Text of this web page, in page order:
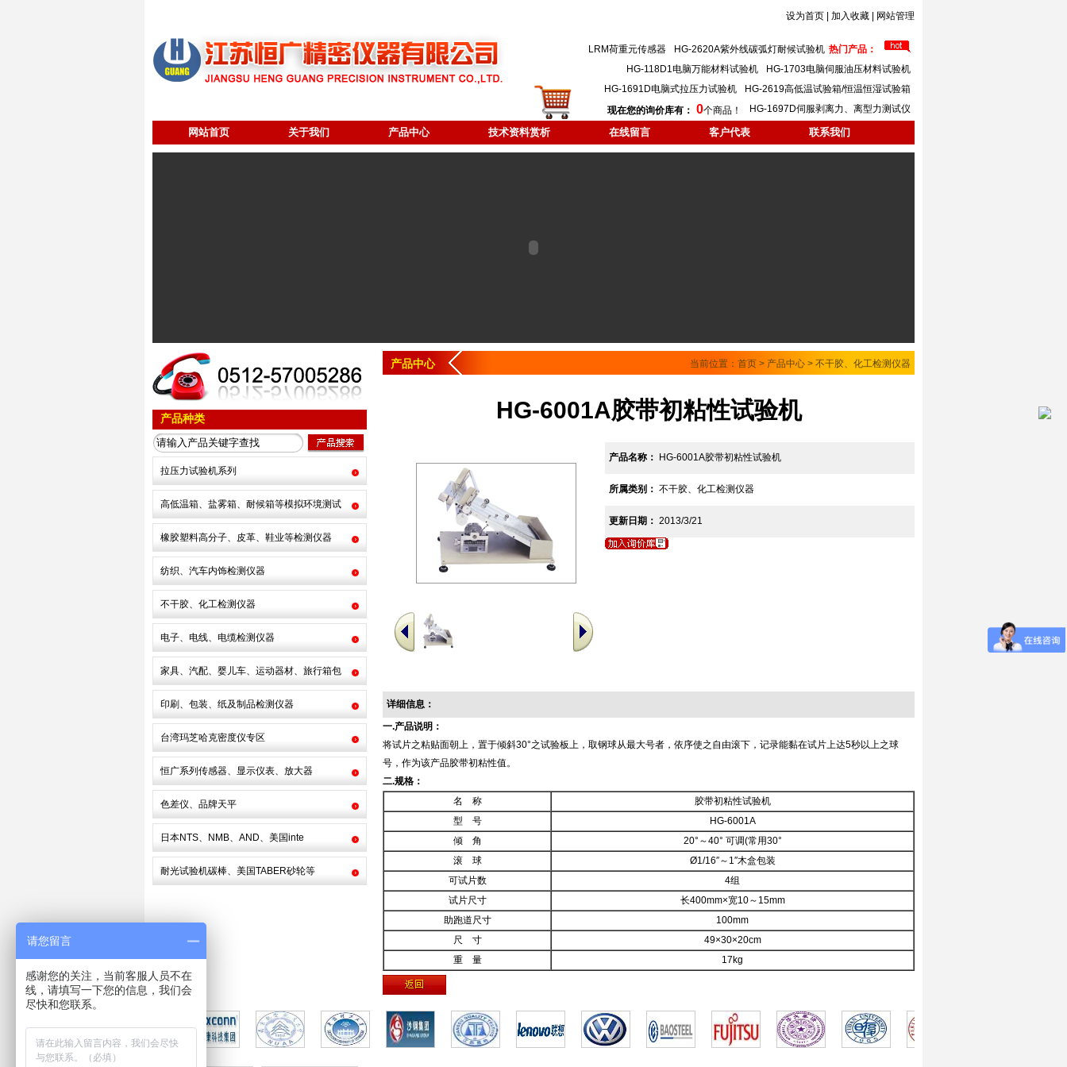
设为首页 加入收藏 网站管理
热门产品：
HG-2620A紫外线碳弧灯耐候试验机
LRM荷重元传感器
HG-1703电脑伺服油压材料试验机
HG-118D1电脑万能材料试验机
HG-2619高低温试验箱/恒温恒湿试验箱
HG-1691D电脑式拉压力试验机
HG-1697D伺服剥离力、离型力测试仪
现在您的询价库有： 0个商品！
网站首页 关于我们 产品中心 技术资料赏析 在线留言 客户代表 联系我们
产品种类
拉压力试验机系列
高低温箱、盐雾箱、耐候箱等模拟环境测试
橡胶塑料高分子、皮革、鞋业等检测仪器
纺织、汽车内饰检测仪器
不干胶、化工检测仪器
电子、电线、电缆检测仪器
家具、汽配、婴儿车、运动器材、旅行箱包
印刷、包装、纸及制品检测仪器
台湾玛芝哈克密度仪专区
恒广系列传感器、显示仪表、放大器
色差仪、品牌天平
日本NTS、NMB、AND、美国inte
耐光试验机碳棒、美国TABER砂轮等
产品中心 当前位置： 首页 > 产品中心 > 不干胶、化工检测仪器
HG-6001A胶带初粘性试验机
产品名称： HG-6001A胶带初粘性试验机
所属类别： 不干胶、化工检测仪器
更新日期： 2013/3/21
详细信息：
一.产品说明：
将试片之粘贴面朝上，置于倾斜30°之试验板上，取钢球从最大号者，依序使之自由滚下，记录能黏在试片上达5秒以上之球
号，作为该产品胶带初粘性值。
二.规格：
名 称
胶带初粘性试验机
型 号
HG-6001A
倾 角
20°～40° 可调(常用30°
滚 球
Ø1/16″～1″木盒包装
可试片数
4组
试片尺寸
长400mm×宽10～15mm
助跑道尺寸
100mm
尺 寸
49×30×20cm
重 量
17kg
作
伙
伴
请您留言
感谢您的关注，当前客服人员不在
线，请填写一下您的信息，我们会
尽快和您联系。